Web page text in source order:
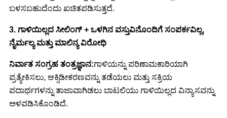
ಬಳಸಬಹುದೆಂದು ಖಚಿತಪಡಿಸುತ್ತದೆ.
3. ಗಾಳಿಯಿಲ್ಲದ ಸೀಲಿಂಗ್ + ಒಳಗಿನ ವಸ್ತುವಿನೊಂದಿಗೆ ಸಂಪರ್ಕವಿಲ್ಲ,
ನೈರ್ಮಲ್ಯ ಮತ್ತು ಮಾಲಿನ್ಯ ವಿರೋಧಿ
ನಿರ್ವಾತ ಸಂಗ್ರಹ ತಂತ್ರಜ್ಞಾನ:ಗಾಳಿಯನ್ನು ಪರಿಣಾಮಕಾರಿಯಾಗಿ
ಪ್ರತ್ಯೇಕಿಸಲು, ಆಕ್ಸಿಡೀಕರಣವನ್ನು ತಡೆಯಲು ಮತ್ತು ಸಕ್ರಿಯ
ಪದಾರ್ಥಗಳನ್ನು ತಾಜಾವಾಗಿಡಲು ಬಾಟಲಿಯು ಗಾಳಿಯಿಲ್ಲದ ವಿನ್ಯಾಸವನ್ನು
ಅಳವಡಿಸಿಕೊಂಡಿದೆ.